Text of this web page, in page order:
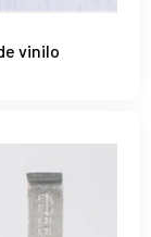
vinilo